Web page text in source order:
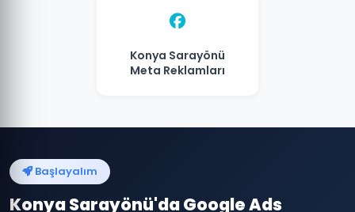
Konya Sarayönü
Meta Reklamları
Başlayalım
Konya Sarayönü'da Google Ads